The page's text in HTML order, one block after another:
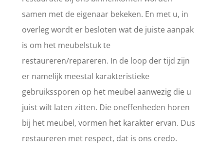
samen met de eigenaar bekeken. En met u, in
overleg wordt er besloten wat de juiste aanpak
is om het meubelstuk te
restaureren/repareren. In de loop der tijd zijn
er namelijk meestal karakteristieke
gebruikssporen op het meubel aanwezig die u
juist wilt laten zitten. Die oneffenheden horen
bij het meubel, vormen het karakter ervan. Dus
restaureren met respect, dat is ons credo.